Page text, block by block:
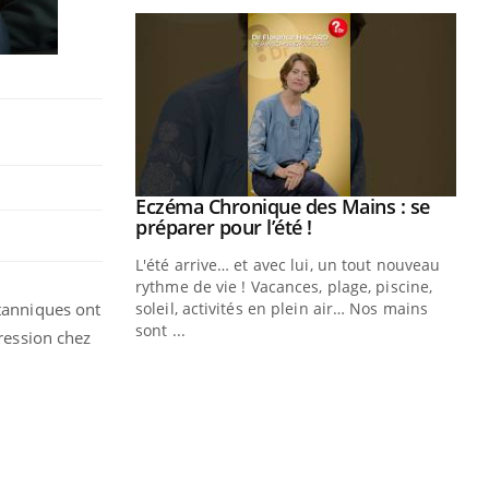
ont
chez
Nos mains
Youtube
Diabète & Ramadan 2026Youtube
Le Ramadan approche, et, pour de
nombreuses personnes atteintes de
diabète, c'est une période de questions, de
défis, mais ...